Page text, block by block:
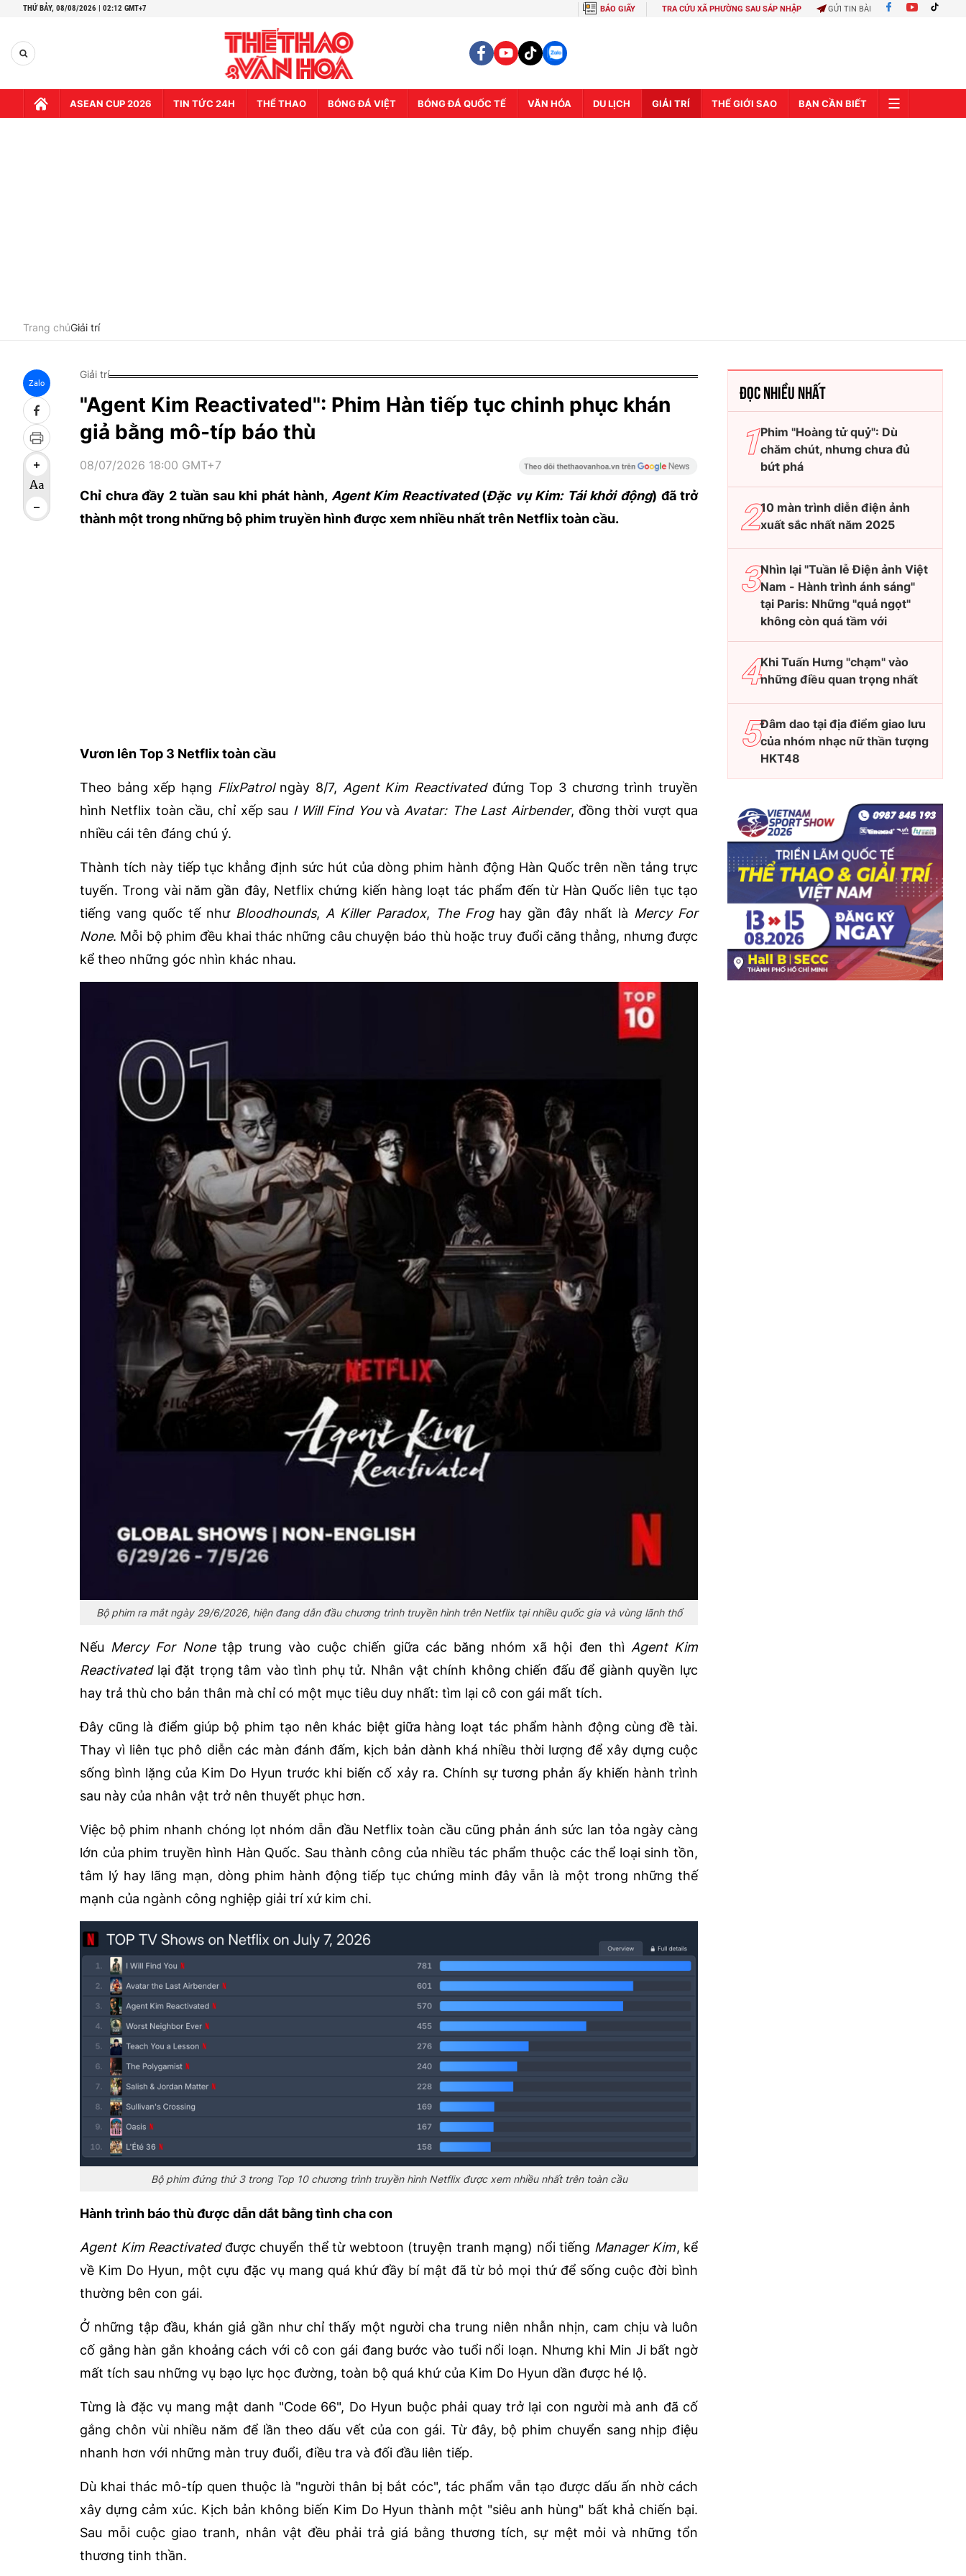
THỨ BẢY, 08/08/2026 | 02:13 GMT+7 BÁO GIẤY TRA CỨU XÃ PHƯỜNG SAU SÁP NHẬP GỬI TIN BÀI
ASEAN CUP 2026 TIN TỨC 24H THỂ THAO BÓNG ĐÁ VIỆT BÓNG ĐÁ QUỐC TẾ VĂN HÓA DU LỊCH GIẢI TRÍ THẾ GIỚI SAO BẠN CẦN BIẾT
Trang chủGiải trí
Zalo
Giải trí
"Agent Kim Reactivated": Phim Hàn tiếp tục chinh phục khán
giả bằng mô-típ báo thù
08/07/2026 18:00 GMT+7
Chỉ chưa đầy 2 tuần sau khi phát hành, Agent Kim Reactivated(Đặc vụ Kim: Tái khởi động) đã trở
thành một trong những bộ phim truyền hình được xem nhiều nhất trên Netflix toàn cầu.
Vươn lên Top 3 Netflix toàn cầu
Theo bảng xếp hạng FlixPatrol ngày 8/7, Agent Kim ReactivatedđứngTop 3 chương trình truyền
hình Netflix toàn cầu, chỉ xếp sau I Will Find Youvà Avatar: The Last Airbender, đồng thời vượt qua
nhiều cái tên đáng chú ý.
Thành tích này tiếp tục khẳng định sức hút của dòng phim hành động Hàn Quốc trên nền tảng trực
tuyến. Trong vài năm gần đây, Netflix chứng kiến hàng loạt tác phẩm đến từ Hàn Quốc liên tục tạo
tiếng vang quốc tế như Bloodhounds, A Killer Paradox, The Froghay gần đây nhất là Mercy For
None. Mỗi bộ phim đều khai thác những câu chuyện báo thù hoặc truy đuổi căng thẳng, nhưng được
kể theo những góc nhìn khác nhau.
Bộ phim ra mắt ngày 29/6/2026, hiện đang dẫn đầu chương trình truyền hình trên Netflix tại nhiều quốc gia và vùng lãnh thổ
Nếu Mercy For Nonetập trung vào cuộc chiến giữa các băng nhóm xã hội đen thì Agent Kim
Reactivatedlại đặt trọng tâm vào tình phụ tử. Nhân vật chính không chiến đấu để giành quyền lực
hay trả thù cho bản thân mà chỉ có một mục tiêu duy nhất: tìm lại cô con gái mất tích.
Đây cũng là điểm giúp bộ phim tạo nên khác biệt giữa hàng loạt tác phẩm hành động cùng đề tài.
Thay vì liên tục phô diễn các màn đánh đấm, kịch bản dành khá nhiều thời lượng để xây dựng cuộc
sống bình lặng của Kim Do Hyun trước khi biến cố xảy ra. Chính sự tương phản ấy khiến hành trình
sau này của nhân vật trở nên thuyết phục hơn.
Việc bộ phim nhanh chóng lọt nhóm dẫn đầu Netflix toàn cầu cũng phản ánh sức lan tỏa ngày càng
lớn của phim truyền hình Hàn Quốc. Sau thành công của nhiều tác phẩm thuộc các thể loại sinh tồn,
tâm lý hay lãng mạn, dòng phim hành động tiếp tục chứng minh đây vẫn là một trong những thế
mạnh của ngành công nghiệp giải trí xứ kim chi.
Bộ phim đứng thứ 3 trong Top 10 chương trình truyền hình Netflix được xem nhiều nhất trên toàn cầu
Hành trình báo thù được dẫn dắt bằng tình cha con
Agent Kim Reactivatedđược chuyển thể từ webtoon (truyện tranh mạng) nổi tiếng Manager Kim, kể
về Kim Do Hyun, một cựu đặc vụ mang quá khứ đầy bí mật đã từ bỏ mọi thứ để sống cuộc đời bình
thường bên con gái.
Ở những tập đầu, khán giả gần như chỉ thấy một người cha trung niên nhẫn nhịn, cam chịu và luôn
cố gắng hàn gắn khoảng cách với cô con gái đang bước vào tuổi nổi loạn. Nhưng khi Min Ji bất ngờ
mất tích sau những vụ bạo lực học đường, toàn bộ quá khứ của Kim Do Hyun dần được hé lộ.
Từng là đặc vụ mang mật danh "Code 66", Do Hyun buộc phải quay trở lại con người mà anh đã cố
gắng chôn vùi nhiều năm để lần theo dấu vết của con gái. Từ đây, bộ phim chuyển sang nhịp điệu
nhanh hơn với những màn truy đuổi, điều tra và đối đầu liên tiếp.
Dù khai thác mô-típ quen thuộc là "người thân bị bắt cóc", tác phẩm vẫn tạo được dấu ấn nhờ cách
xây dựng cảm xúc. Kịch bản không biến Kim Do Hyun thành một "siêu anh hùng" bất khả chiến bại.
Sau mỗi cuộc giao tranh, nhân vật đều phải trả giá bằng thương tích, sự mệt mỏi và những tổn
thương tinh thần.
ĐỌC NHIỀU NHẤT
Phim "Hoàng tử quỷ": Dù
chăm chút, nhưng chưa đủ
bứt phá
10 màn trình diễn điện ảnh
xuất sắc nhất năm 2025
Nhìn lại "Tuần lễ Điện ảnh Việt
Nam - Hành trình ánh sáng"
tại Paris: Những "quả ngọt"
không còn quá tầm với
Khi Tuấn Hưng "chạm" vào
những điều quan trọng nhất
Đâm dao tại địa điểm giao lưu
của nhóm nhạc nữ thần tượng
HKT48